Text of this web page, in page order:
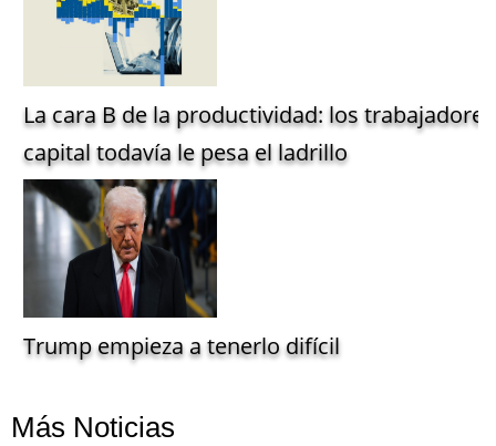
La cara B de la productividad: los
capital todavía le pesa el ladrillo
Trump empieza a tenerlo difícil
Más Noticias